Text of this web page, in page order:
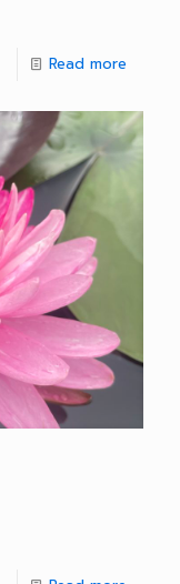
Read more